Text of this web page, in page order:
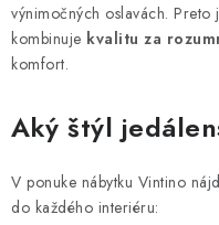
JEDÁLENSKÉ STOLIČKY
TV STOLÍKY
výnimočných oslavách.
kombinuje kvalitu za
komfort.
Aký štýl
V ponuke nábytku Vintino
do každého interiéru: